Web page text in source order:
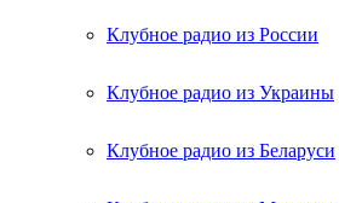
Клубное радио из России
Клубное радио из Украины
Клубное радио из Беларуси